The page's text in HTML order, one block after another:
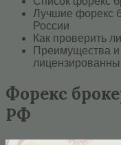
Лучшие форекс
России
Как проверить
Преимущества и
Форекс
РФ